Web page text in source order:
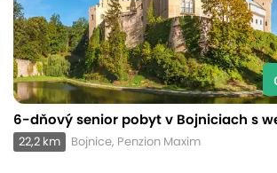
6-dňový senior pobyt v Bojniciach s
22,2 km Bojnice, Penzion Maxim